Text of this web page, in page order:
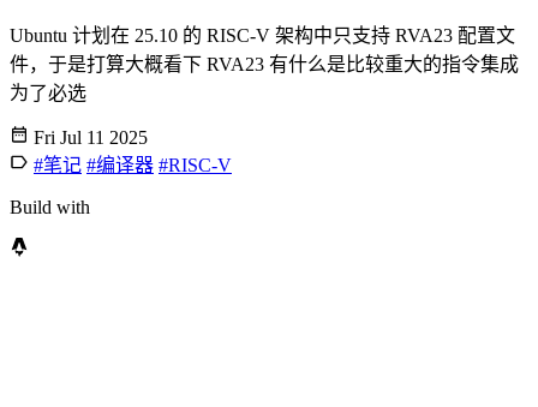
Ubuntu 计划在 25.10 的 RISC-V 架构中只支持 RVA23 配置文
件，于是打算大概看下 RVA23 有什么是比较重大的指令集成
为了必选
Fri Jul 11 2025
#笔记 #编译器 #RISC-V
Build with